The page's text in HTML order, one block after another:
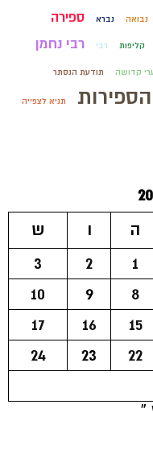
נבואה נברא ספירה
קליפות רבי רבי נחמן
קדושה תודעת הנסתר
תניא לצפייה
ה ו
ש
1
2
3
8
9
10
15
16
17
22
23
24
»